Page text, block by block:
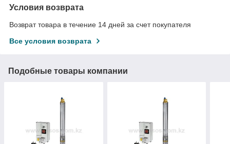
Условия возврата
Возврат товара в течение 14 дней за счет покупателя
Все условия возврата
Подобные товары компании